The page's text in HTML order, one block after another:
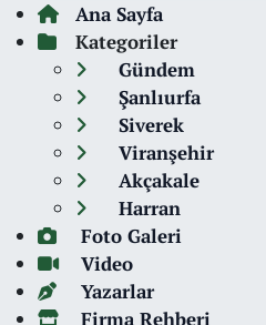
Ana Sayfa
Kategoriler
Gündem
Şanlıurfa
Siverek
Viranşehir
Akçakale
Harran
Foto Galeri
Video
Yazarlar
Firma Rehberi